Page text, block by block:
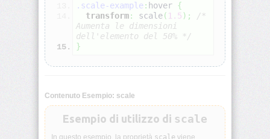
animation-
duration
animation-
fill-
mode
animation-
iteration-
count
.scale-example : hover {
transform: scale( 1.5 ) ;
/*
Aumenta le dimensioni
dell'elemento del 50% */
}
Contenuto Esempio: scale
Esempio di utilizzo di scale
In questo esempio, la proprietà scale viene